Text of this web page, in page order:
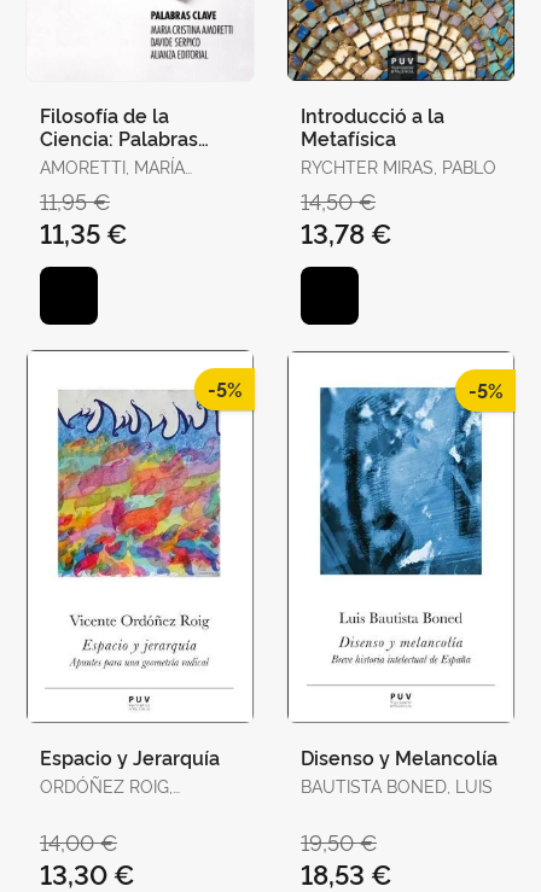
Filosofía de la
Ciencia: Palabras
Clave
AMORETTI, MARÍA
DAVIDE
11,95 €
11,35 €
Introducció a la
Metafísica
RYCHTER MIRAS, PABLO
14,50 €
13,78 €
-5%
Espacio y Jerarquía
ORDÓÑEZ ROIG,
14,00 €
13,30 €
-5%
Disenso y Melancolía
BAUTISTA BONED, LUIS
19,50 €
18,53 €